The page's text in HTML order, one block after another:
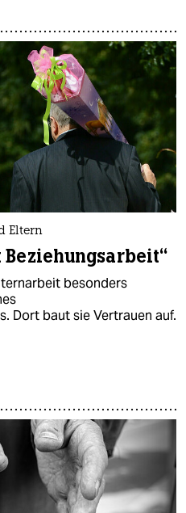
Eltern
besonders
Dort baut sie Vertrauen auf.